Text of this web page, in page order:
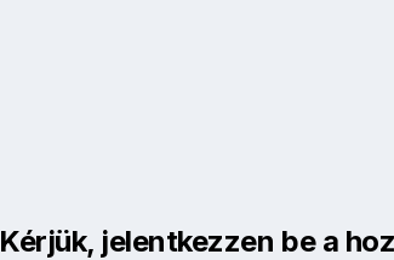
Kérjük, jelentkezzen be a